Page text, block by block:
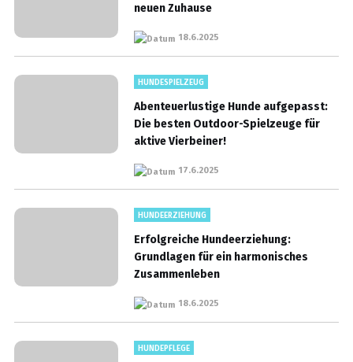
neuen Zuhause
18.6.2025
HUNDESPIELZEUG
Abenteuerlustige Hunde aufgepasst:
Die besten Outdoor-Spielzeuge für
aktive Vierbeiner!
17.6.2025
HUNDEERZIEHUNG
Erfolgreiche Hundeerziehung:
Grundlagen für ein harmonisches
Zusammenleben
18.6.2025
HUNDEPFLEGE